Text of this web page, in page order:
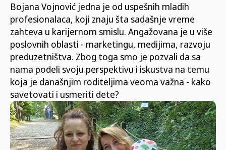
Bojana Vojnović jedna je od uspešnih mladih
profesionalaca, koji znaju šta sadašnje vreme
zahteva u karijernom smislu. Angažovana je u više
poslovnih oblasti - marketingu, medijima, razvoju
preduzetništva. Zbog toga smo je pozvali da sa
nama podeli svoju perspektivu i iskustva na temu
koja je današnjim roditeljima veoma važna - kako
savetovati i usmeriti dete?